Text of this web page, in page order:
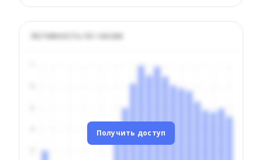
Активность по часам
Получить доступ